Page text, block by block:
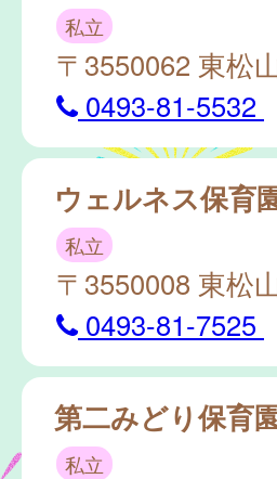
私立
〒3550062 東松
0493-81-5532
ウェルネス保育
私立
〒3550008 東松
0493-81-7525
第二みどり保育
私立